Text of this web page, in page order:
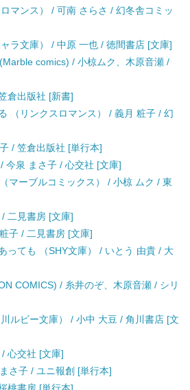
マンス） / 可南 さらさ / 幻冬舎コミッ
ラ文庫） / 中原 一也 / 徳間書店 [文庫]
comics) / 小椋ムク、木原音瀬 /
倉出版社 [新書]
（リンクスロマンス） / 義月 粧子 / 幻
/ 笠倉出版社 [単行本]
今泉 まさ子 / 心交社 [文庫]
マーブルコミックス） / 小椋 ムク / 東
二見書房 [文庫]
子 / 二見書房 [文庫]
っても （SHY文庫） / いとう 由貴 / 大
COMICS) / 糸井のぞ、木原音瀬 / シリ
ルビー文庫） / 小中 大豆 / 角川書店 [文
心交社 [文庫]
さ子 / ユニ報創 [単行本]